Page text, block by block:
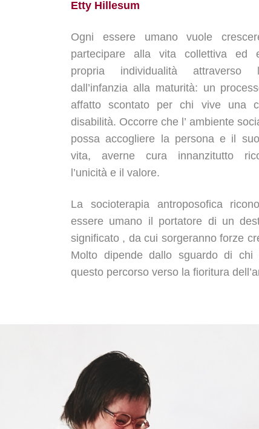
Etty Hillesum
Ogni essere umano vuole
partecipare alla vita collettiva ed
propria individualità attraverso
dall’infanzia alla maturità: un
affatto scontato per chi vive una
disabilità. Occorre che l’ ambiente
possa accogliere la persona e il
vita, averne cura innanzitutto
l’unicità e il valore.
La socioterapia antroposofica
essere umano il portatore di un
significato , da cui sorgeranno forze
Molto dipende dallo sguardo di chi
questo percorso verso la fioritura